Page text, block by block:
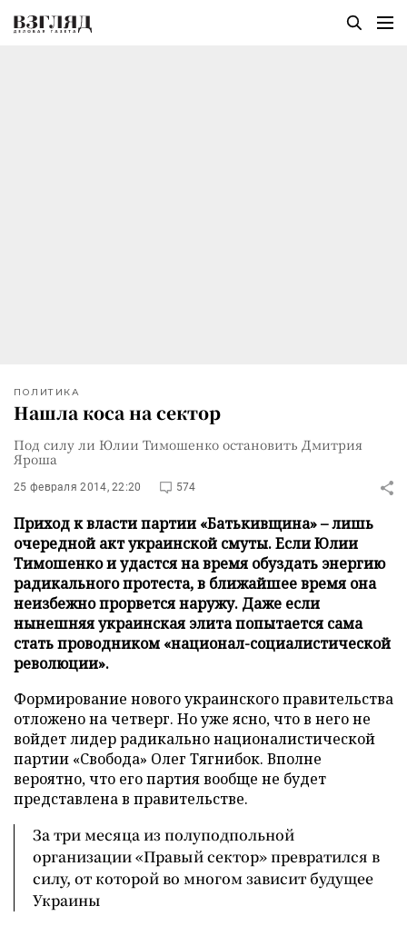
ПОЛИТИКА
Нашла коса на сектор
Под силу ли Юлии Тимошенко остановить Дмитрия
Яроша
25 февраля 2014, 22:20 574
Приход к власти партии «Батькивщина» – лишь
очередной акт украинской смуты. Если Юлии
Тимошенко и удастся на время обуздать энергию
радикального протеста, в ближайшее время она
неизбежно прорвется наружу. Даже если
нынешняя украинская элита попытается сама
стать проводником «национал-социалистической
революции».
Формирование нового украинского правительства
отложено на четверг. Но уже ясно, что в него не
войдет лидер радикально националистической
партии «Свобода» Олег Тягнибок. Вполне
вероятно, что его партия вообще не будет
представлена в правительстве.
За три месяца из полуподпольной
организации «Правый сектор» превратился в
силу, от которой во многом зависит будущее
Украины